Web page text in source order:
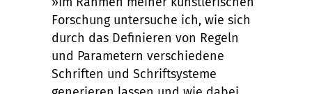
Forschung untersuche ich, wie sich
durch das Definieren von Regeln
und Parametern verschiedene
Schriften und Schriftsysteme